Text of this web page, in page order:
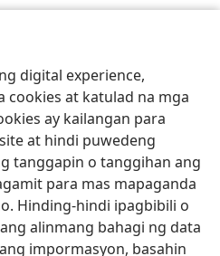
digital experience,
cookies at katulad na mga
ay kailangan para
at hindi puwedeng
tanggapin o tanggihan ang
para mas mapaganda
Hinding-hindi ipagbibili o
alinmang bahagi ng data
impormasyon, basahin